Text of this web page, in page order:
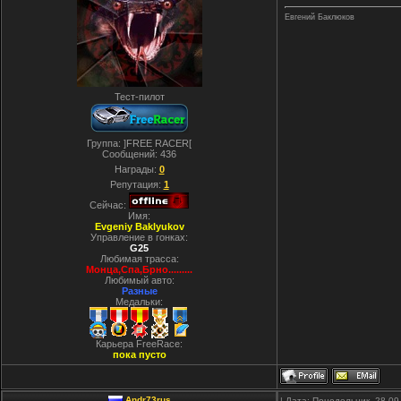
Тест-пилот
Группа: ]FREE RACER[
Сообщений: 436
Награды: 0
Репутация: 1
Сейчас:
Имя:
Evgeniy Baklyukov
Управление в гонках:
G25
Любимая трасса:
Монца,Спа,Брно.........
Любимый авто:
Разные
Медальки:
Карьера FreeRace:
пока пусто
Евгений Баклюков